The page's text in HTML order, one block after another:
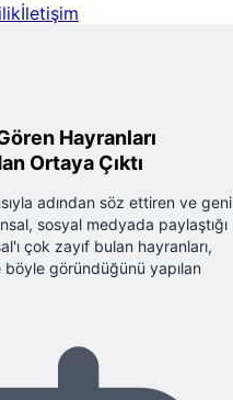
İletişim
Hayranları
Ortaya Çıktı
adından söz ettiren ve
sosyal medyada paylaştığı
çok zayıf bulan hayranları,
göründüğünü yapılan